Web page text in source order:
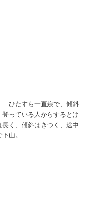
ひたすら一直線で、傾斜
っている人からするとけ
く、傾斜はきつく、途中
山。